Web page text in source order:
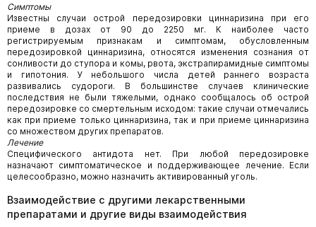
Симптомы
Известны случаи острой передозировки циннаризина при его
приеме в дозах от 90 до 2250 мг. К наиболее часто
регистрируемым признакам и симптомам, обусловленным
передозировкой циннаризина, относятся изменения сознания от
сонливости до ступора и комы, рвота, экстрапирамидные симптомы
и гипотония. У небольшого числа детей раннего возраста
развивались судороги. В большинстве случаев клинические
последствия не были тяжелыми, однако сообщалось об острой
передозировке со смертельным исходом: такие случаи отмечались
как при приеме только циннаризина, так и при приеме циннаризина
со множеством других препаратов.
Лечение
Специфического антидота нет. При любой передозировке
назначают симптоматическое и поддерживающее лечение. Если
целесообразно, можно назначить активированный уголь.
Взаимодействие с другими лекарственными
препаратами и другие виды взаимодействия